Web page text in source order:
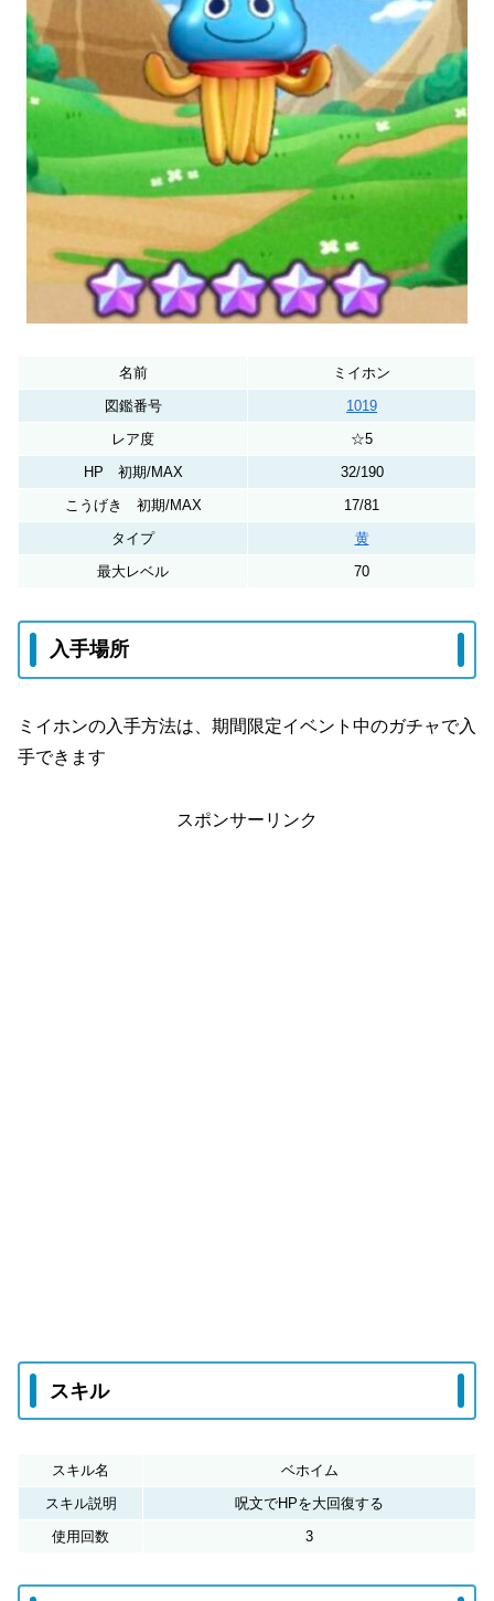
名前
ミイホン
図鑑番号
1019
レア度
☆5
HP 初期/MAX
32/190
こうげき 初期/MAX
17/81
タイプ
黄
最大レベル
70
入手場所
ミイホンの入手方法は、期間限定イベント中のガチャで入
手できます
スポンサーリンク
スキル
スキル名
ベホイム
スキル説明
呪文でHPを大回復する
使用回数
3